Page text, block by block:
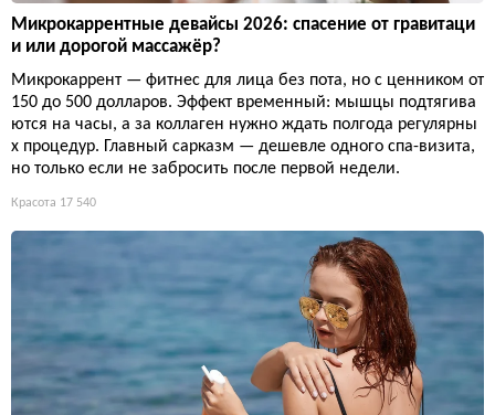
Микрокаррентные девайсы 2026: спасение от гравитаци
и или дорогой массажёр?
Микрокаррент — фитнес для лица без пота, но с ценником от
150 до 500 долларов. Эффект временный: мышцы подтягива
ются на часы, а за коллаген нужно ждать полгода регулярны
х процедур. Главный сарказм — дешевле одного спа-визита,
но только если не забросить после первой недели.
Красота 17 540